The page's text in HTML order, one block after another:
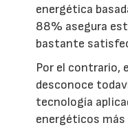
energética
88% asegura
bastante
Por el contrario,
desconoce
tecnología
energéticos